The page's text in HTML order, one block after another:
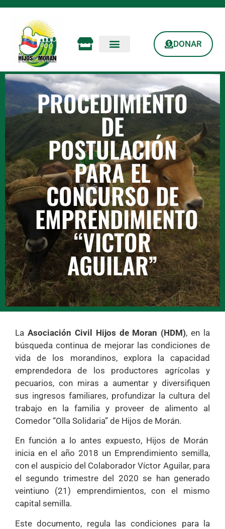
DONAR
PROCEDIMIENTO
DE
POSTULACIÓN
PARA EL
CONCURSO DE
EMPRENDIMIENTO
“VICTOR
AGUILAR”
La Asociación Civil Hijos de Moran (HDM), en la
búsqueda continua de mejorar las condiciones de
vida de los morandinos, explora la capacidad
emprendedora de los productores agrícolas y
pecuarios, con miras a aumentar y diversifiquen
sus ingresos familiares, profundizar la cultura del
trabajo en la familia y proveer de alimento al
Comedor “Olla Solidaria” de Hijos de Morán.
En función a lo antes expuesto, Hijos de Morán
inicia en el año 2018 un Emprendimiento semilla,
con el auspicio del Colaborador Víctor Aguilar, para
el segundo trimestre del 2020 se han generado
veintiuno (21) emprendimientos, con el mismo
capital semilla.
Este documento, regula las condiciones para la